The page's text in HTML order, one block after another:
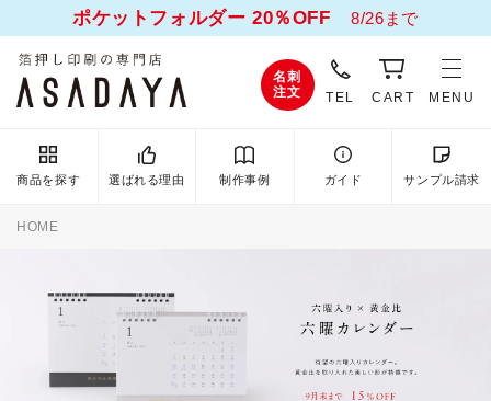
ポケットフォルダー 20％OFF 8/26まで
名刺
注文
TEL CART MENU
商品を探す 選ばれる理由 制作事例 ガイド サンプル請求
HOME